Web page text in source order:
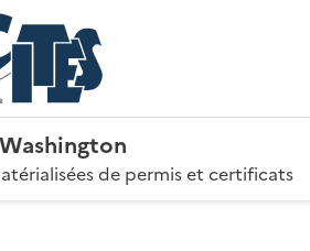
de permis et certificats